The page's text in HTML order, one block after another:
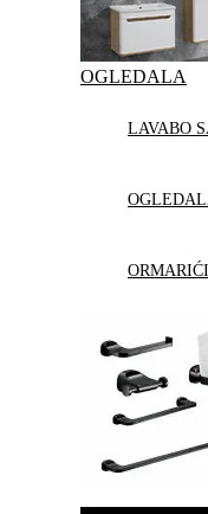
OGLEDALA
LAVABO